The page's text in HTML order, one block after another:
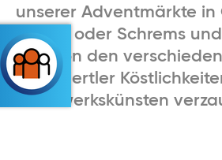
unserer Adventmärkte in
Weitra oder Schrems
sich von den
Waldviertler
Handwerkskünsten